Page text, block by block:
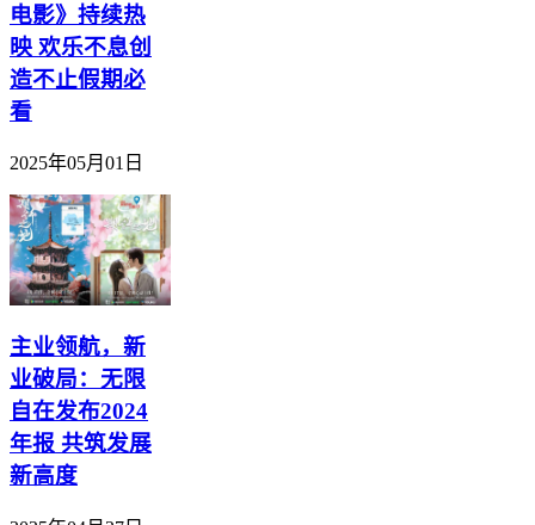
电影》持续热
映 欢乐不息创
造不止假期必
看
2025年05月01日
主业领航，新
业破局：无限
自在发布2024
年报 共筑发展
新高度